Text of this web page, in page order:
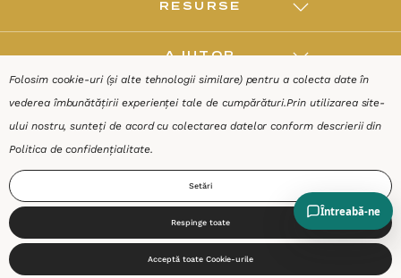
RESURSE
AJUTOR
DESPRE
Start Produse
Coș
Caută Cont
Folosim cookie-uri (și alte tehnologii similare) pentru a colecta date în
vederea îmbunătățirii experienței tale de cumpărături.Prin utilizarea site-
ului nostru, sunteți de acord cu colectarea datelor conform descrierii din
Politica de confidențialitate.
Setări
Respinge toate
Acceptă toate Cookie-urile